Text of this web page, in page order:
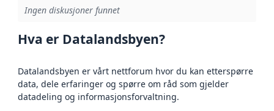
Ingen diskusjoner funnet
Hva er Datalandsbyen?
Datalandsbyen er vårt nettforum hvor du kan etterspørre
data, dele erfaringer og spørre om råd som gjelder
datadeling og informasjonsforvaltning.